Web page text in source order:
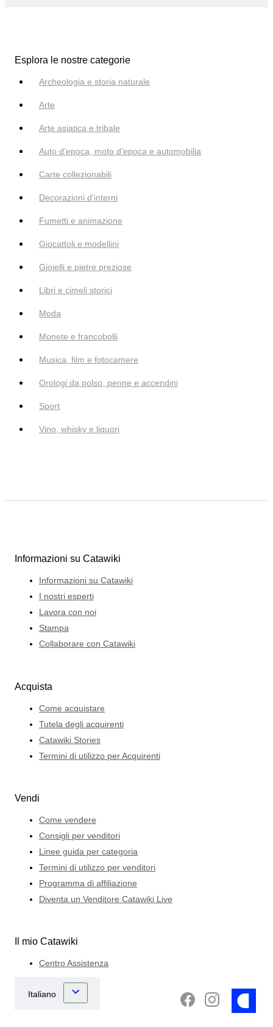
Esplora le nostre categorie
Archeologia e storia naturale
Arte
Arte asiatica e tribale
Auto d’epoca, moto d’epoca e automobilia
Carte collezionabili
Decorazioni d'interni
Fumetti e animazione
Giocattoli e modellini
Gioielli e pietre preziose
Libri e cimeli storici
Moda
Monete e francobolli
Musica, film e fotocamere
Orologi da polso, penne e accendini
Sport
Vino, whisky e liquori
Informazioni su Catawiki
Informazioni su Catawiki
I nostri esperti
Lavora con noi
Stampa
Collaborare con Catawiki
Acquista
Come acquistare
Tutela degli acquirenti
Catawiki Stories
Termini di utilizzo per Acquirenti
Vendi
Come vendere
Consigli per venditori
Linee guida per categoria
Termini di utilizzo per venditori
Programma di affiliazione
Diventa un Venditore Catawiki Live
Il mio Catawiki
Centro Assistenza